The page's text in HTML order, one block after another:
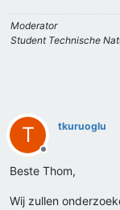
Moderator
Student Technische
T
Offline
tkuruoglu
Beste Thom,
Wij zullen